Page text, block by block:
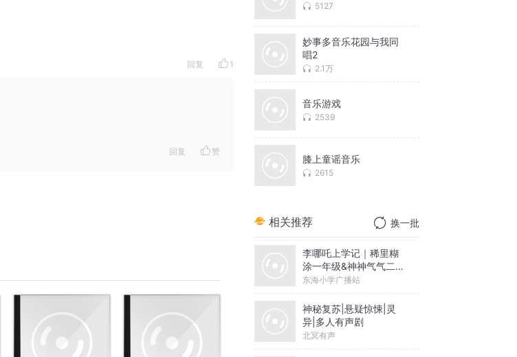
回复 1
回复 赞
5127
妙事多音乐花园与我同
唱2
2.1万
音乐游戏
2539
膝上童谣音乐
2615
相关推荐 换一批
李哪吒上学记｜稀里糊
涂一年级&神神气气二年
级
东海小学广播站
神秘复苏|悬疑惊悚|灵
异|多人有声剧
北冥有声